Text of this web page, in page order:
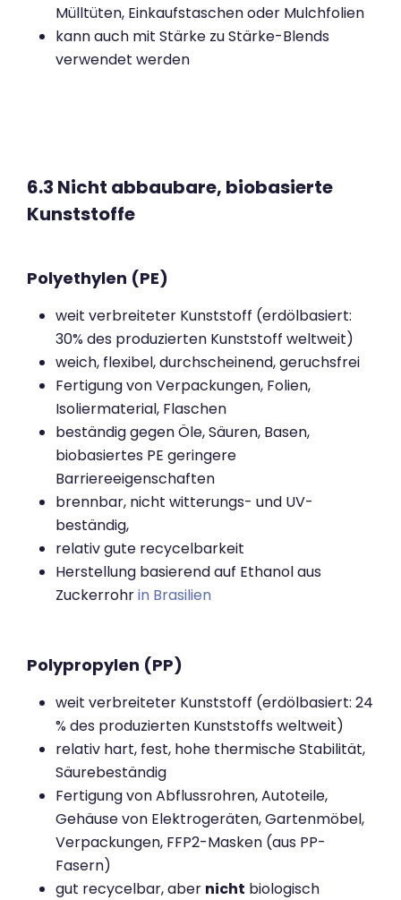
Mülltüten, Einkaufstaschen oder Mulchfolien
kann auch mit Stärke zu Stärke-Blends
verwendet werden
6.3 Nicht abbaubare, biobasierte
Kunststoffe
Polyethylen (PE)
weit verbreiteter Kunststoff (erdölbasiert:
30% des produzierten Kunststoff weltweit)
weich, flexibel, durchscheinend, geruchsfrei
Fertigung von Verpackungen, Folien,
Isoliermaterial, Flaschen
beständig gegen Öle, Säuren, Basen,
biobasiertes PE geringere
Barriereeigenschaften
brennbar, nicht witterungs- und UV-
beständig,
relativ gute recycelbarkeit
Herstellung basierend auf Ethanol aus
Zuckerrohrin Brasilien
Polypropylen (PP)
weit verbreiteter Kunststoff (erdölbasiert: 24
% des produzierten Kunststoffs weltweit)
relativ hart, fest, hohe thermische Stabilität,
Säurebeständig
Fertigung von Abflussrohren, Autoteile,
Gehäuse von Elektrogeräten, Gartenmöbel,
Verpackungen, FFP2-Masken (aus PP-
Fasern)
gut recycelbar, aber nicht biologisch